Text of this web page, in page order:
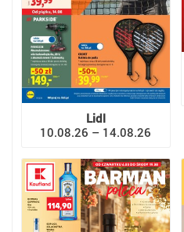
Lidl
10.08.26 – 14.08.26